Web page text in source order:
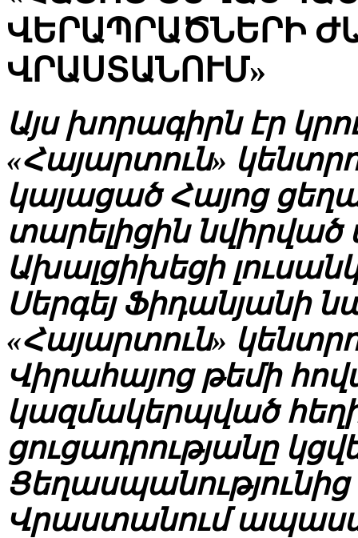
ՎԵՐԱՊՐԱԾՆԵՐԻ
ՎՐԱՍՏԱՆՈՒՄ»
Այս խորագիրն էր
«Հայարտուն»
կայացած Հայոց
տարելիցին նվիրված
Ախալցիխեցի
Սերգեյ Ֆիդանյանի
«Հայարտուն»
Վիրահայոց թեմի
կազմակերպված
ցուցադրությանը
Վրաստանում